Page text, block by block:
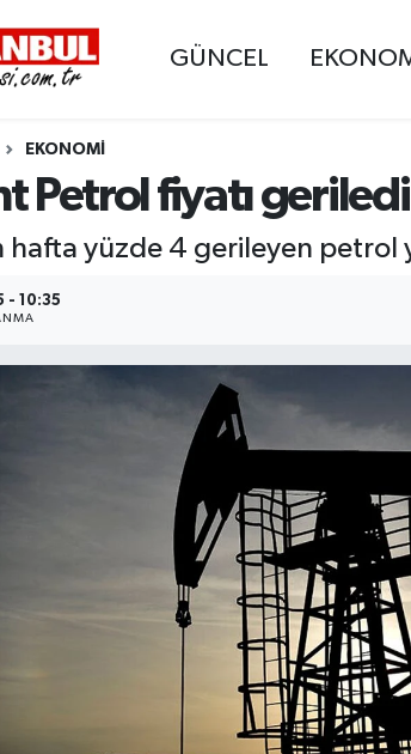
GÜNCEL
EKONOMI
Petrol fiyatı geriledi
hafta yüzde 4 gerileyen petrol
- 10:35